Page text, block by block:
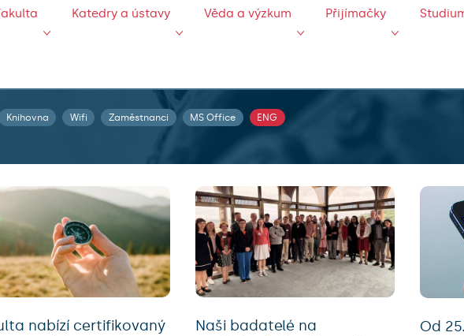
Katedry a ústavy Věda a výzkum Přijímačky
Knihovna Wifi Zaměstnanci MS Office ENG
nabízí certifikovaný
Naši badatelé na
Od